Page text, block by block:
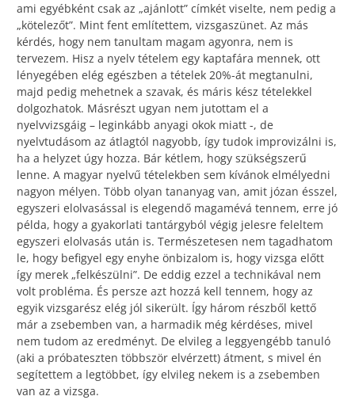
ami egyébként csak az „ajánlott” címkét viselte, nem pedig a
„kötelezőt”. Mint fent említettem, vizsgaszünet. Az más
kérdés, hogy nem tanultam magam agyonra, nem is
tervezem. Hisz a nyelv tételem egy kaptafára mennek, ott
lényegében elég egészben a tételek 20%-át megtanulni,
majd pedig mehetnek a szavak, és máris kész tételekkel
dolgozhatok. Másrészt ugyan nem jutottam el a
nyelvvizsgáig – leginkább anyagi okok miatt -, de
nyelvtudásom az átlagtól nagyobb, így tudok improvizálni is,
ha a helyzet úgy hozza. Bár kétlem, hogy szükségszerű
lenne. A magyar nyelvű tételekben sem kívánok elmélyedni
nagyon mélyen. Több olyan tananyag van, amit józan ésszel,
egyszeri elolvasással is elegendő magamévá tennem, erre jó
példa, hogy a gyakorlati tantárgyból végig jelesre feleltem
egyszeri elolvasás után is. Természetesen nem tagadhatom
le, hogy befigyel egy enyhe önbizalom is, hogy vizsga előtt
így merek „felkészülni”. De eddig ezzel a technikával nem
volt probléma. És persze azt hozzá kell tennem, hogy az
egyik vizsgarész elég jól sikerült. Így három részből kettő
már a zsebemben van, a harmadik még kérdéses, mivel
nem tudom az eredményt. De elvileg a leggyengébb tanuló
(aki a próbateszten többször elvérzett) átment, s mivel én
segítettem a legtöbbet, így elvileg nekem is a zsebemben
van az a vizsga.